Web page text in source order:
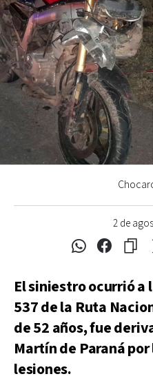
2 de
El siniestro ocurrió
537 de la Ruta
de 52 años, fue
Martín de Paraná
lesiones.